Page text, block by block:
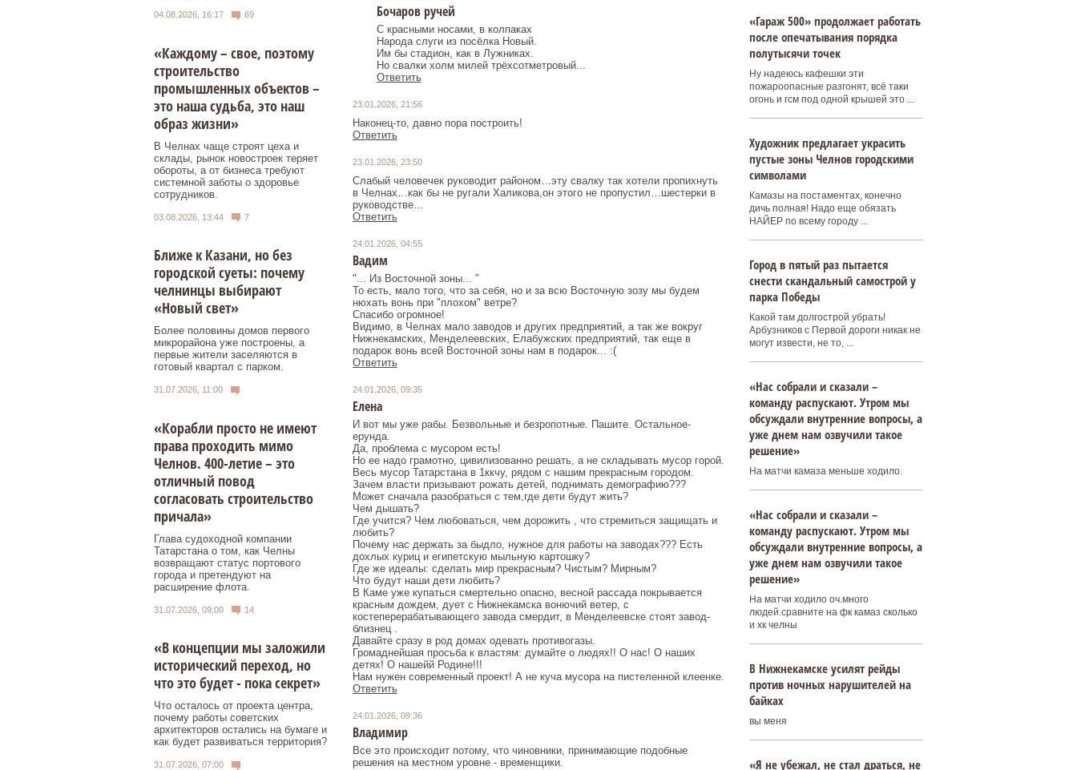
04.08.2026, 16:17 69
«Каждому – свое, поэтому
строительство
промышленных объектов –
это наша судьба, это наш
образ жизни»
В Челнах чаще строят цеха и
склады, рынок новостроек теряет
обороты, а от бизнеса требуют
системной заботы о здоровье
сотрудников.
03.08.2026, 13:44 7
Ближе к Казани, но без
городской суеты: почему
челнинцы выбирают
«Новый свет»
Более половины домов первого
микрорайона уже построены, а
первые жители заселяются в
готовый квартал с парком.
31.07.2026, 11:00
«Корабли просто не имеют
права проходить мимо
Челнов. 400-летие – это
отличный повод
согласовать строительство
причала»
Глава судоходной компании
Татарстана о том, как Челны
возвращают статус портового
города и претендуют на
расширение флота.
31.07.2026, 09:00 14
«В концепции мы заложили
исторический переход, но
что это будет - пока секрет»
Что осталось от проекта центра,
почему работы советских
архитекторов остались на бумаге и
как будет развиваться территория?
31.07.2026, 07:00
Бочаров ручей
С красными носами, в колпаках
Народа слуги из посёлка Новый.
Им бы стадион, как в Лужниках.
Но свалки холм милей трёхсотметровый...
Ответить
23.01.2026, 21:56
Наконец-то, давно пора построить!
Ответить
23.01.2026, 23:50
Слабый человечек руководит районом…эту свалку так хотели пропихнуть
в Челнах…как бы не ругали Халикова,он этого не пропустил…шестерки в
руководстве…
Ответить
24.01.2026, 04:55
Вадим
"... Из Восточной зоны... "
То есть, мало того, что за себя, но и за всю Восточную зозу мы будем
нюхать вонь при "плохом" ветре?
Спасибо огромное!
Видимо, в Челнах мало заводов и других предприятий, а так же вокруг
Нижнекамских, Менделеевских, Елабужских предприятий, так еще в
подарок вонь всей Восточной зоны нам в подарок... :(
Ответить
24.01.2026, 09:35
Елена
И вот мы уже рабы. Безвольные и безропотные. Пашите. Остальное-
ерунда.
Да, проблема с мусором есть!
Но ее надо грамотно, цивилизованно решать, а не складывать мусор горой.
Весь мусор Татарстана в 1ккчу, рядом с нашим прекрасным городом.
Зачем власти призывают рожать детей, поднимать демографию???
Может сначала разобраться с тем,где дети будут жить?
Чем дышать?
Где учится? Чем любоваться, чем дорожить , что стремиться защищать и
любить?
Почему нас держать за быдло, нужное для работы на заводах??? Есть
дохлых куриц и египетскую мыльную картошку?
Где же идеалы: сделать мир прекрасным? Чистым? Мирным?
Что будут наши дети любить?
В Каме уже купаться смертельно опасно, весной рассада покрывается
красным дождем, дует с Нижнекамска вонючий ветер, с
костеперерабатывающего завода смердит, в Менделеевске стоят завод-
близнец .
Давайте сразу в род домах одевать противогазы.
Громаднейшая просьба к властям: думайте о людях!! О нас! О наших
детях! О нашейй Родине!!!
Ответить
24.01.2026, 09:36
Владимир
Все это происходит потому, что чиновники, принимающие подобные
решения на местном уровне - временщики.
«Гараж 500» продолжает работать
после опечатывания порядка
полутысячи точек
Ну надеюсь кафешки эти
пожароопасные разгонят, всё таки
огонь и гсм под одной крышей это ...
Художник предлагает украсить
пустые зоны Челнов городскими
символами
Камазы на постаментах, конечно
дичь полная! Надо еще обязать
НАЙЕР по всему городу ...
Город в пятый раз пытается
снести скандальный самострой у
парка Победы
Какой там долгострой убрать!
Арбузников с Первой дороги никак не
могут извести, не то, ...
«Нас собрали и сказали –
команду распускают. Утром мы
обсуждали внутренние вопросы, а
уже днем нам озвучили такое
решение»
На матчи камаза меньше ходило.
«Нас собрали и сказали –
команду распускают. Утром мы
обсуждали внутренние вопросы, а
уже днем нам озвучили такое
решение»
На матчи ходило оч.много
людей.сравните на фк камаз сколько
и хк челны
В Нижнекамске усилят рейды
против ночных нарушителей на
байках
вы меня
«Я не убежал, не стал драться, не